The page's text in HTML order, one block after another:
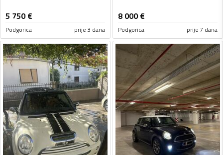
5 750€
Podgorica prije 3 dana
8 000€
Podgorica prije 7 dana